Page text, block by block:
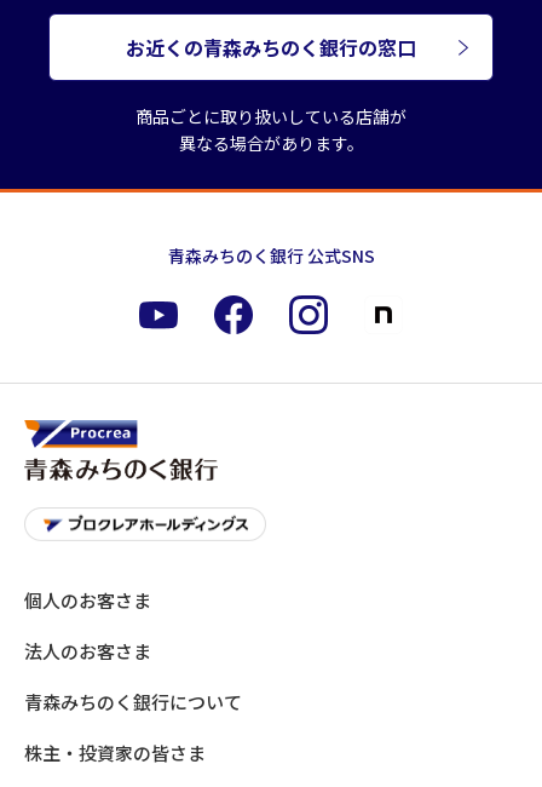
お近くの青森みちのく銀行の窓口
商品ごとに取り扱いしている店舗が
異なる場合があります。
青森みちのく銀行 公式SNS
個人のお客さま
法人のお客さま
青森みちのく銀行について
株主・投資家の皆さま